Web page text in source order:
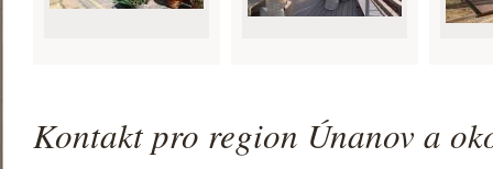
Kontakt pro region Únanov a